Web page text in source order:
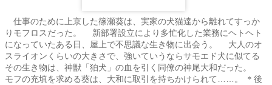
仕事のために上京した篠瀬葵は、実家の犬猫達から離れてすっか
りモフロスだった。 新部署設立により多忙化した業務にヘトヘト
になっていたある日、屋上で不思議な生き物に出会う。 大人のオ
スライオンくらいの大きさで、強いていうならサモエド犬に似てる
その生き物は、神獣「狛犬」の血を引く同僚の神尾大和だった。
モフの充填を求める葵は、大和に取引を持ちかけられて……。 ＊後